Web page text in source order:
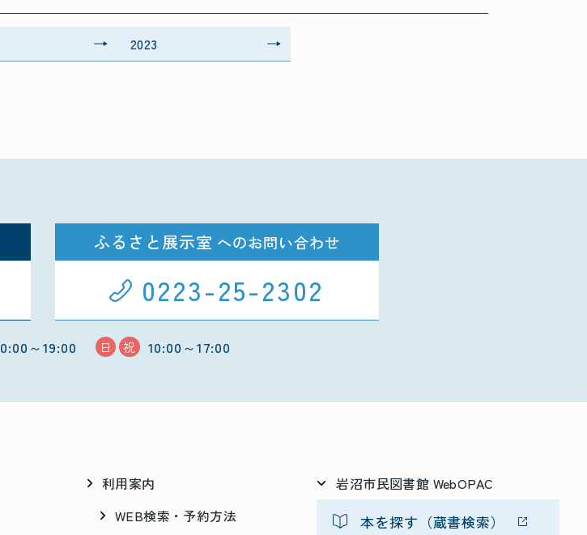
2023
ふるさと展示室 へのお問い合わせ
0223-25-2302
～19:00 日 祝 10:00～17:00
利用案内
WEB検索・予約方法
岩沼市民図書館 WebOPAC
本を探す（蔵書検索）